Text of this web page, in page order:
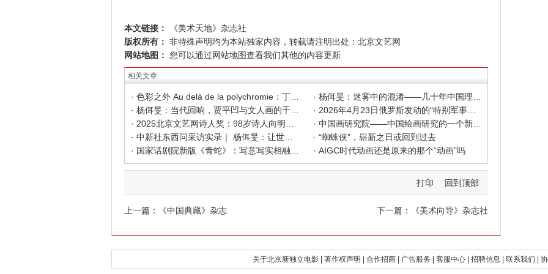
本文链接：
《美术天地》杂志社
版权所有： 非特殊声明均为本站独家内容，转载请注明出处： 北京文艺网
网站地图： 您可以通过网站地图查看我们其他的内容更新
相关文章
· 2026年4月23日俄罗斯发动的“特别军事行动”已进入第5个年头，俄乌局势最新综述
· 中国画研究院——中国绘画研究的一个新开篇
· “蜘蛛侠”，崭新之日或回到过去
· AIGC时代动画还是原来的那个“动画”吗
打印 回到顶部
上一篇： 《中国典藏》杂志 下一篇： 《美术向导》杂志社
关于北京新独立电影 | 著作权声明 | 合作招商 | 广告服务 | 客服中心 | 招聘信息 | 联系我们 |